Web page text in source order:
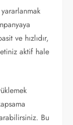
yararlanmak
ve hızlıdır,
aktif hale
Bu